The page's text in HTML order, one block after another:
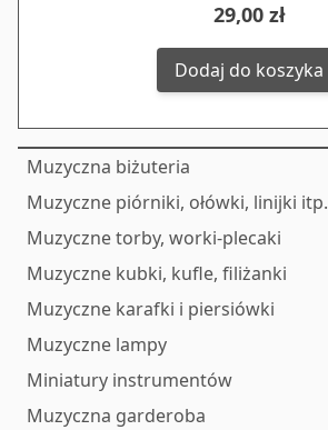
Muzyczna biżuteria
Muzyczne piórniki, ołówki, linijki itp.
Muzyczne torby, worki-plecaki
Muzyczne kubki, kufle, filiżanki
Muzyczne karafki i piersiówki
Muzyczne lampy
Miniatury instrumentów
Muzyczna garderoba
29,00 zł
Dodaj do koszyka